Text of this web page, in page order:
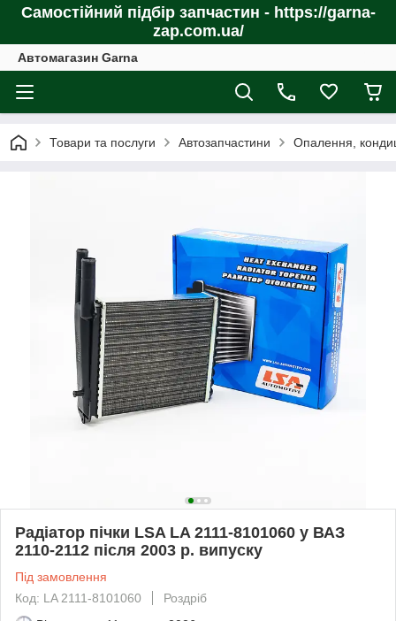
Самостійний підбір запчастин - https://garna-
zap.com.ua/
Автомагазин Garna
Товари та послуги Автозапчастини Опалення,
Радіатор пічки LSA LA 2111-8101060 у ВАЗ
2110-2112 після 2003 р. випуску
Під замовлення
Код: LA 2111-8101060
Роздріб